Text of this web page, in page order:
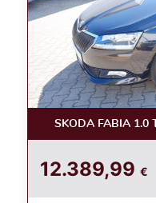
SKODA FABIA 1.0
12.389,99 €